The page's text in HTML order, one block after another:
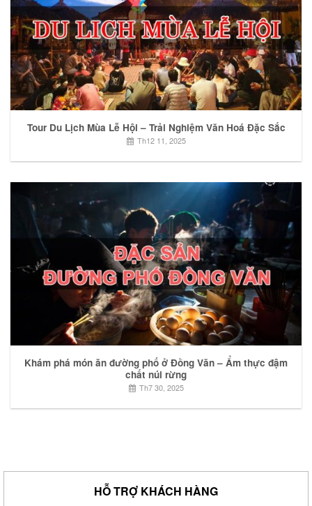
Tour Du Lịch Mùa Lễ Hội – Trải Nghiệm Văn Hoá Đặc Sắc
Th12 11, 2025
Khám phá món ăn đường phố ở Đồng Văn – Ẩm thực đậm
chất núi rừng
Th7 30, 2025
HỖ TRỢ KHÁCH HÀNG